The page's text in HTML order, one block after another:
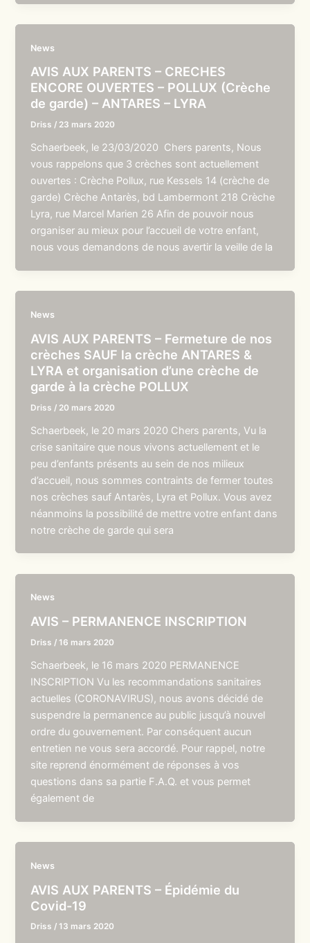
News
AVIS AUX PARENTS – CRECHES
ENCORE OUVERTES – POLLUX (Crèche
de garde) – ANTARES – LYRA
Driss / 23 mars 2020
Schaerbeek, le 23/03/2020 Chers parents, Nous
vous rappelons que 3 crèches sont actuellement
ouvertes : Crèche Pollux, rue Kessels 14 (crèche de
garde) Crèche Antarès, bd Lambermont 218 Crèche
Lyra, rue Marcel Marien 26 Afin de pouvoir nous
organiser au mieux pour l’accueil de votre enfant,
nous vous demandons de nous avertir la veille de la
News
AVIS AUX PARENTS – Fermeture de nos
crèches SAUF la crèche ANTARES &
LYRA et organisation d’une crèche de
garde à la crèche POLLUX
Driss / 20 mars 2020
Schaerbeek, le 20 mars 2020 Chers parents, Vu la
crise sanitaire que nous vivons actuellement et le
peu d’enfants présents au sein de nos milieux
d’accueil, nous sommes contraints de fermer toutes
nos crèches sauf Antarès, Lyra et Pollux. Vous avez
néanmoins la possibilité de mettre votre enfant dans
notre crèche de garde qui sera
News
AVIS – PERMANENCE INSCRIPTION
Driss /16 mars 2020
Schaerbeek, le 16 mars 2020 PERMANENCE
INSCRIPTION Vu les recommandations sanitaires
actuelles (CORONAVIRUS), nous avons décidé de
suspendre la permanence au public jusqu’à nouvel
ordre du gouvernement. Par conséquent aucun
entretien ne vous sera accordé. Pour rappel, notre
site reprend énormément de réponses à vos
questions dans sa partie F.A.Q. et vous permet
également de
News
AVIS AUX PARENTS – Épidémie du
Covid-19
Driss /13 mars 2020